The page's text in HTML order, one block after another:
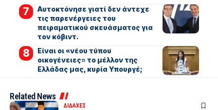
Αυτοκτόνησε γιατί δεν άντεχε
τις παρενέργειες του
πειραματικού σκευάσματος για
τον κόβιντ.
Είναι οι «νέου τύπου
οικογένειες» το μέλλον της
Ελλάδας μας, κυρία Υπουργέ;
Related News
ΔΙΔΑΧΕΣ